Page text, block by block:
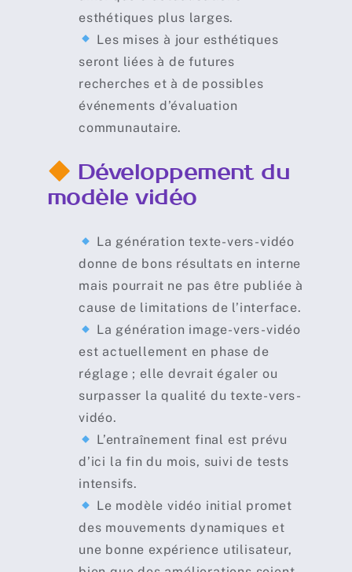
esthétiques plus larges.
Les mises à jour esthétiques
seront liées à de futures
recherches et à de possibles
événements d’évaluation
communautaire.
Développement du
modèle vidéo
La génération texte-vers-vidéo
donne de bons résultats en interne
mais pourrait ne pas être publiée à
cause de limitations de l’interface.
La génération image-vers-vidéo
est actuellement en phase de
réglage ; elle devrait égaler ou
surpasser la qualité du texte-vers-
vidéo.
L’entraînement final est prévu
d’ici la fin du mois, suivi de tests
intensifs.
Le modèle vidéo initial promet
des mouvements dynamiques et
une bonne expérience utilisateur,